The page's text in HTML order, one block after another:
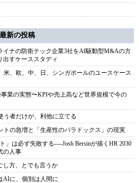
新の投稿
イナの防衛テック企業3社をAI駆動型M&Aの方
出すケーススタディ
米、欧、中、日、シンガポールのユースケース
業の実態〜KPIや売上高など世界規模で今の
う者だけが、利他に立てる
トの急増と「生産性のパラドックス」の現実
」は必ず失敗する----Josh Bersinが描くHR 2030
の人事
し方、とでも言うか
AIに、個別は人間に